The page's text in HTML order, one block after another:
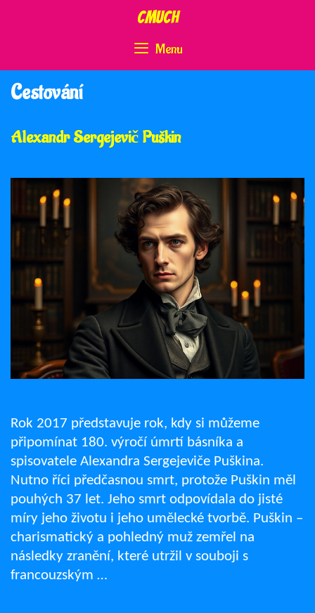
CMUCH
Menu
Cestování
Alexandr Sergejevič Puškin
Rok 2017 představuje rok, kdy si můžeme
připomínat 180. výročí úmrtí básníka a
spisovatele Alexandra Sergejeviče Puškina.
Nutno říci předčasnou smrt, protože Puškin měl
pouhých 37 let. Jeho smrt odpovídala do jisté
míry jeho životu i jeho umělecké tvorbě. Puškin –
charismatický a pohledný muž zemřel na
následky zranění, které utržil v souboji s
francouzským …